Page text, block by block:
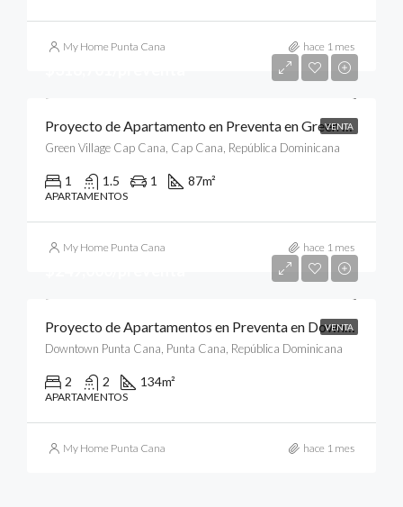
My Home Punta Cana hace 1 mes
VENTA
Proyecto de Apartamento en Preventa en Green Village Condos, Cap Cana, Punta Cana
Green Village Cap Cana, Cap Cana, República Dominicana
1 1.5 1 87m²
APARTAMENTOS
My Home Punta Cana hace 1 mes
VENTA
Proyecto de Apartamentos en Preventa en Downtown, Punta Cana
Downtown Punta Cana, Punta Cana, República Dominicana
2 2 134m²
APARTAMENTOS
My Home Punta Cana hace 1 mes